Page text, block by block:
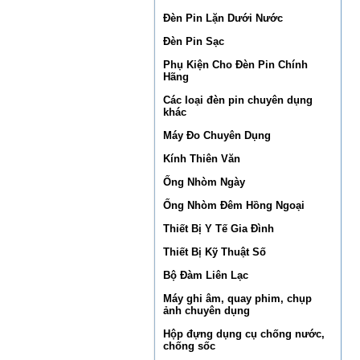
Đèn Pin Lặn Dưới Nước
Đèn Pin Sạc
Phụ Kiện Cho Đèn Pin Chính
Hãng
Các loại đèn pin chuyên dụng
khác
Máy Đo Chuyên Dụng
Kính Thiên Văn
Ống Nhòm Ngày
Ống Nhòm Đêm Hồng Ngoại
Thiết Bị Y Tế Gia Đình
Thiết Bị Kỹ Thuật Số
Bộ Đàm Liên Lạc
Máy ghi âm, quay phim, chụp
ảnh chuyên dụng
Hộp đựng dụng cụ chống nước,
chống sốc